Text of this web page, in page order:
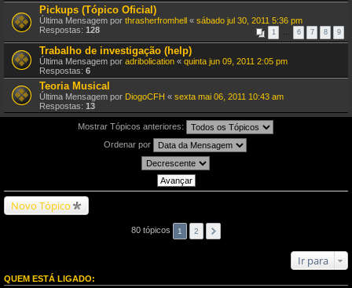
Pickups (Tópico Oficial)
Última Mensagem por thrasherfromhell « sábado jul 30, 2011 5:36 pm
Respostas: 128 1 … 6 7 8 9
Trabalho de investigação (help)
Última Mensagem por adribolication « quinta jun 09, 2011 2:05 pm
Respostas: 6
Teoria Musical
Última Mensagem por DiogoCFH « sexta mai 06, 2011 10:43 am
Respostas: 13
Mostrar Tópicos anteriores:
Ordenar por
Novo Tópico
80 tópicos 1 2
Ir para
QUEM ESTÁ LIGADO: